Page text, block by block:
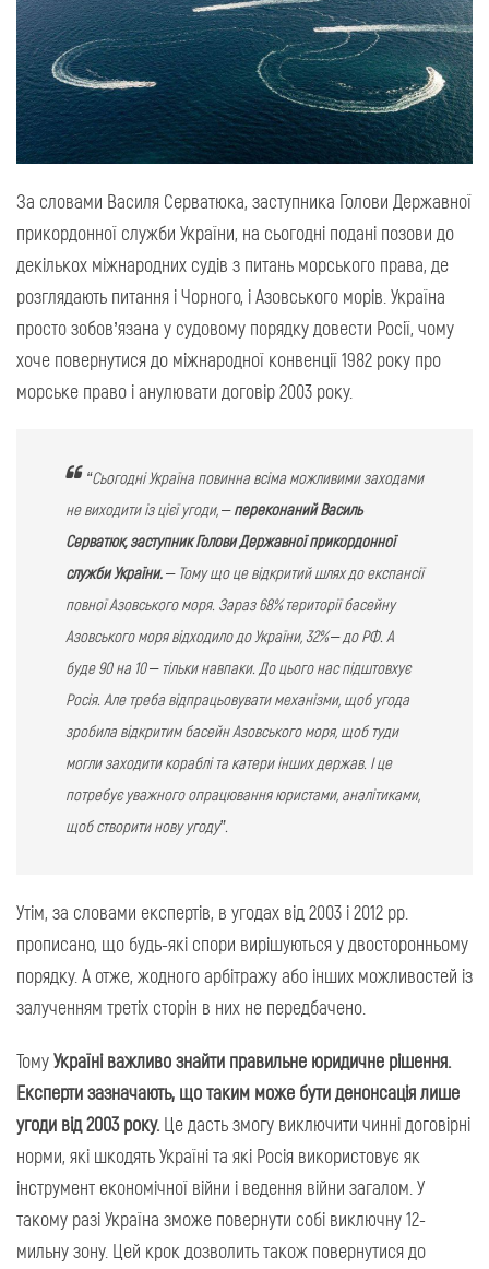
За словами Василя Серватюка, заступника Голови Державної
прикордонної служби України, на сьогодні подані позови до
декількох міжнародних судів з питань морського права, де
розглядають питання і Чорного, і Азовського морів. Україна
просто зобов’язана у судовому порядку довести Росії, чому
хоче повернутися до міжнародної конвенції 1982 року про
морське право і анулювати договір 2003 року.
“Сьогодні Україна повинна всіма можливими заходами
не виходити із цієї угоди, –переконаний Василь
Серватюк, заступник Голови Державної прикордонної
служби України.– Тому що це відкритий шлях до експансії
повної Азовського моря. Зараз 68% території басейну
Азовського моря відходило до України, 32% – до РФ. А
буде 90 на 10 – тільки навпаки. До цього нас підштовхує
Росія. Але треба відпрацьовувати механізми, щоб угода
зробила відкритим басейн Азовського моря, щоб туди
могли заходити кораблі та катери інших держав. І це
потребує уважного опрацювання юристами, аналітиками,
щоб створити нову угоду”.
Утім, за словами експертів, в угодах від 2003 і 2012 рр.
прописано, що будь-які спори вирішуються у двосторонньому
порядку. А отже, жодного арбітражу або інших можливостей із
залученням третіх сторін в них не передбачено.
ТомуУкраїні важливо знайти правильне юридичне рішення.
Експерти зазначають, що таким може бути денонсація лише
угоди від 2003 року. Це дасть змогу виключити чинні договірні
норми, які шкодять Україні та які Росія використовує як
інструмент економічної війни і ведення війни загалом. У
такому разі Україна зможе повернути собі виключну 12-
мильну зону. Цей крок дозволить також повернутися до